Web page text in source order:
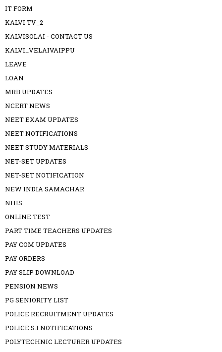
IT FORM
KALVI TV_2
KALVISOLAI - CONTACT US
KALVI_VELAIVAIPPU
LEAVE
LOAN
MRB UPDATES
NCERT NEWS
NEET EXAM UPDATES
NEET NOTIFICATIONS
NEET STUDY MATERIALS
NET-SET UPDATES
NET-SET NOTIFICATION
NEW INDIA SAMACHAR
NHIS
ONLINE TEST
PART TIME TEACHERS UPDATES
PAY COM UPDATES
PAY ORDERS
PAY SLIP DOWNLOAD
PENSION NEWS
PG SENIORITY LIST
POLICE RECRUITMENT UPDATES
POLICE S.I NOTIFICATIONS
POLYTECHNIC LECTURER UPDATES